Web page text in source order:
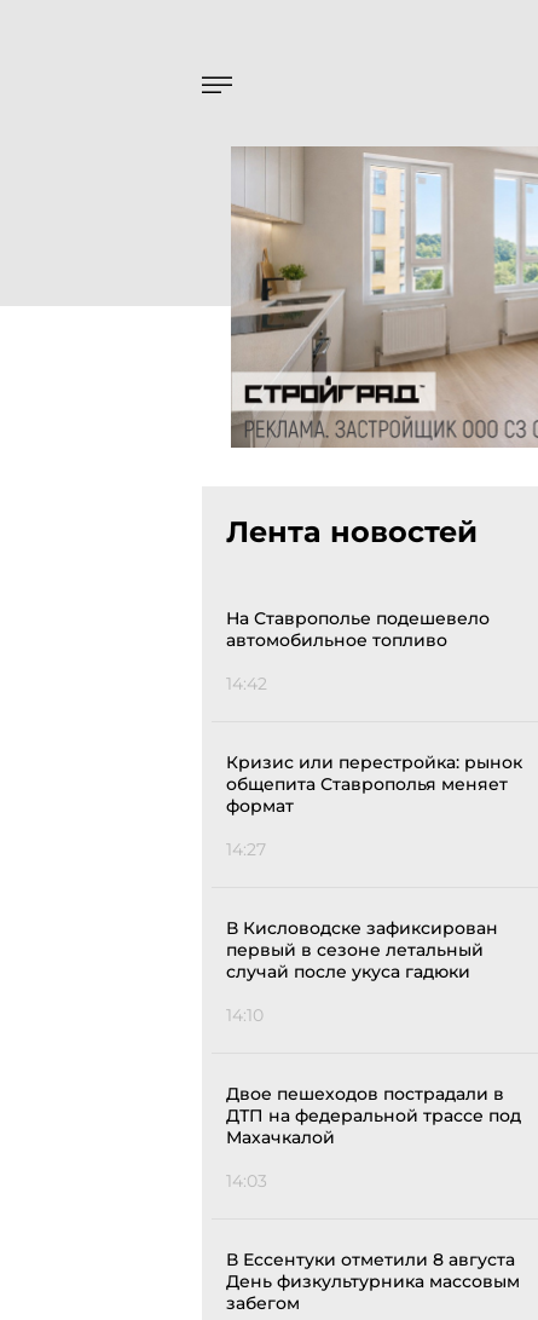
Лента новостей
На Ставрополье подешевело
автомобильное топливо
14:42
Кризис или перестройка: рынок
общепита Ставрополья меняет
формат
14:27
В Кисловодске зафиксирован
первый в сезоне летальный
случай после укуса гадюки
14:10
Двое пешеходов пострадали в
ДТП на федеральной трассе под
Махачкалой
14:03
В Ессентуки отметили 8 августа
День физкультурника массовым
забегом